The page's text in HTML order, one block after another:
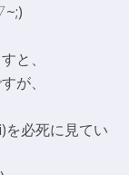
と、
が、
を必死に見てい